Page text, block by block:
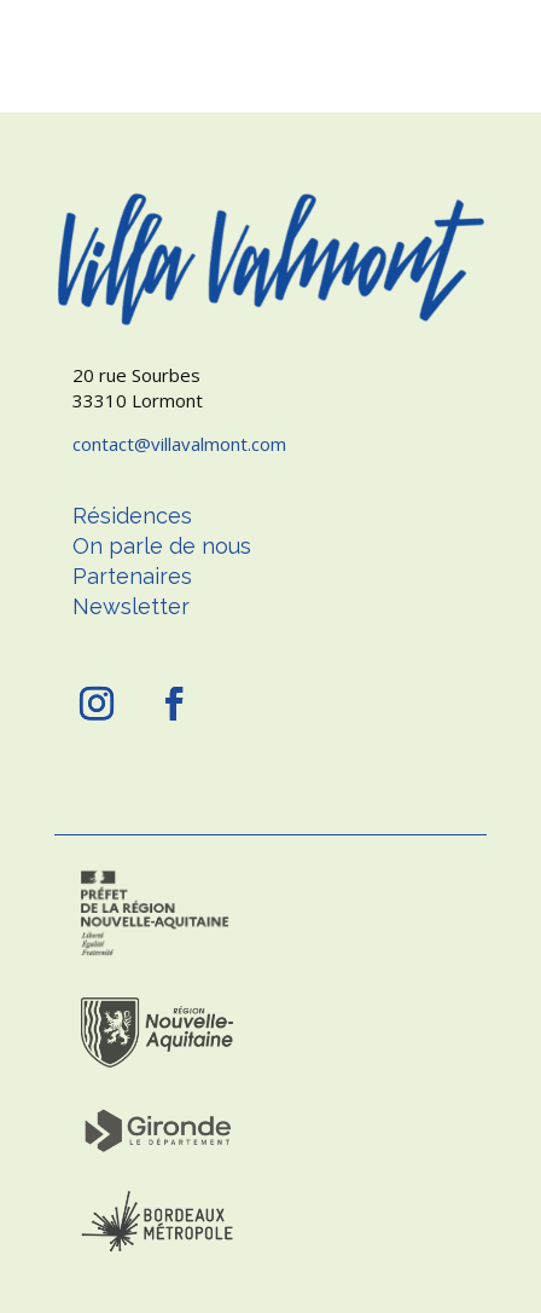
20 rue Sourbes
33310 Lormont
contact
villavalmont.com
Résidences
On parle de nous
Partenaires
Newsletter